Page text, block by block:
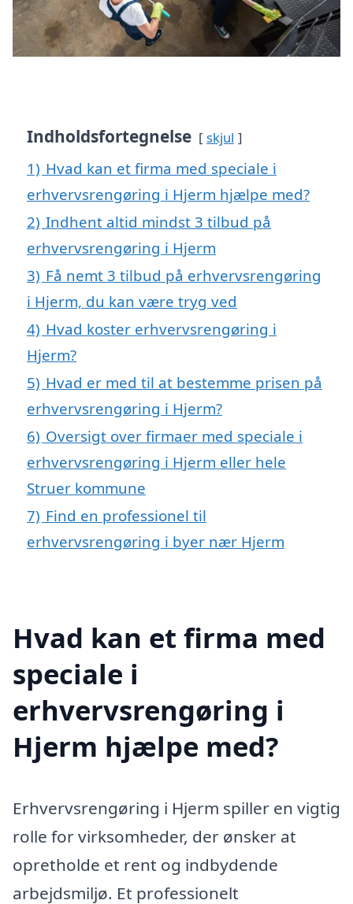
Indholdsfortegnelse skjul
1) Hvad kan et firma med speciale i
erhvervsrengøring i Hjerm hjælpe med?
2) Indhent altid mindst 3 tilbud på
erhvervsrengøring i Hjerm
3) Få nemt 3 tilbud på erhvervsrengøring
i Hjerm, du kan være tryg ved
4) Hvad koster erhvervsrengøring i
Hjerm?
5) Hvad er med til at bestemme prisen på
erhvervsrengøring i Hjerm?
6) Oversigt over firmaer med speciale i
erhvervsrengøring i Hjerm eller hele
Struer kommune
7) Find en professionel til
erhvervsrengøring i byer nær Hjerm
Hvad kan et firma med
speciale i
erhvervsrengøring i
Hjerm hjælpe med?
Erhvervsrengøring i Hjerm spiller en vigtig
rolle for virksomheder, der ønsker at
opretholde et rent og indbydende
arbejdsmiljø. Et professionelt